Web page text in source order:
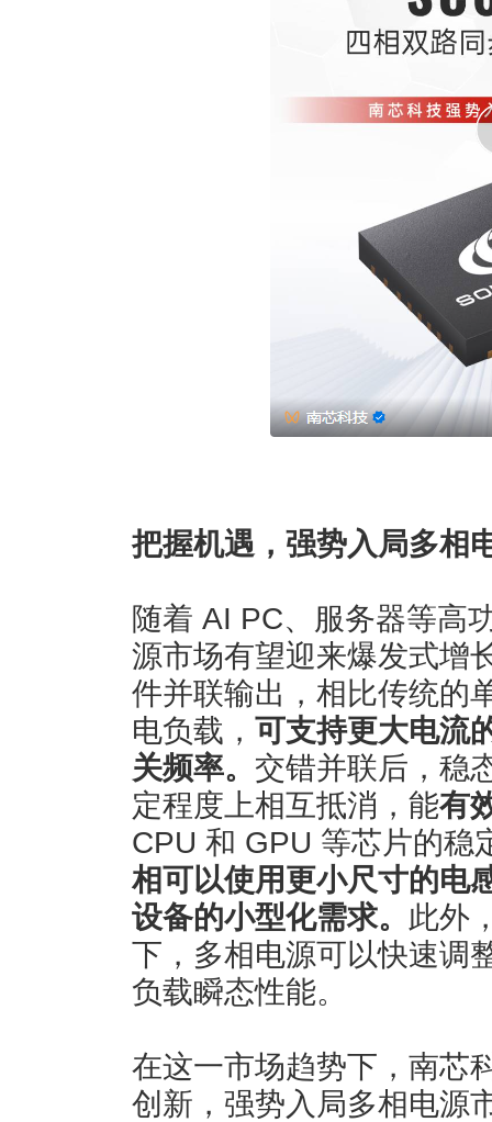
把握机遇，强势入局多相
随着 AI PC、服务器等高
源市场有望迎来爆发式增
件并联输出，相比传统的
电负载， 可支持更大电流
关频率。 交错并联后，稳
定程度上相互抵消，能有
CPU 和 GPU 等芯片的稳
相可以使用更小尺寸的电
设备的小型化需求。 此外
下，多相电源可以快速调
负载瞬态性能。
在这一市场趋势下，南芯
创新，强势入局多相电源